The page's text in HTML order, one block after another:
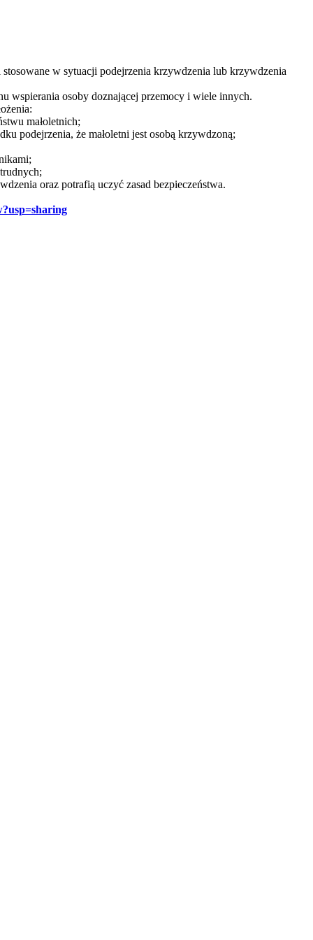
w sytuacji podejrzenia krzywdzenia lub krzywdzenia
wspierania osoby doznającej przemocy i wiele innych.
małoletnich;
podejrzenia, że małoletni jest osobą krzywdzoną;
oraz potrafią uczyć zasad bezpieczeństwa.